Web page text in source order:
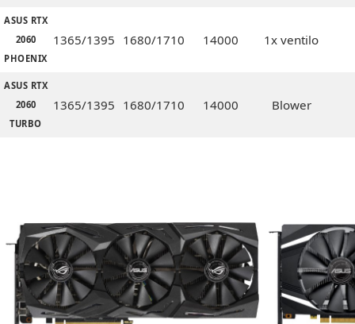
ASUS RTX
2060
PHOENIX
1365/1395 1680/1710 14000 1x ventilo
ASUS RTX
2060
TURBO
1365/1395 1680/1710 14000 Blower